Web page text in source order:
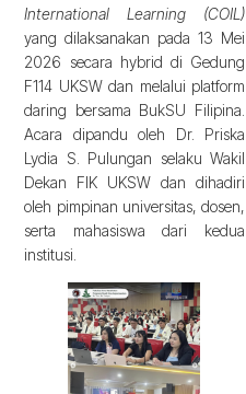
International Learning (COIL)
yang dilaksanakan pada 13 Mei
2026 secara hybrid di Gedung
F114 UKSW dan melalui platform
daring bersama BukSU Filipina.
Acara dipandu oleh Dr. Priska
Lydia S. Pulungan selaku Wakil
Dekan FIK UKSW dan dihadiri
oleh pimpinan universitas, dosen,
serta mahasiswa dari kedua
institusi.